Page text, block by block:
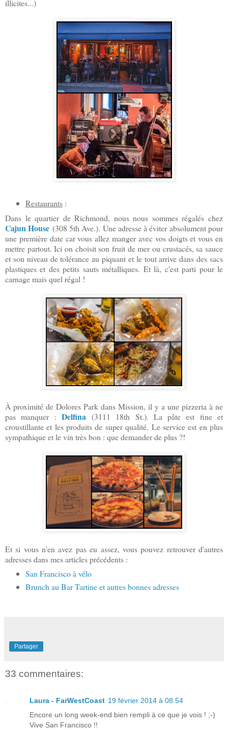
illicites...)
Restaurants:
Dans le quartier de Richmond, nous nous sommes régalés chez
Cajun House (308 5th Ave.). Une adresse à éviter absolument pour
une première date car vous allez manger avec vos doigts et vous en
mettre partout. Ici on choisit son fruit de mer ou crustacés, sa sauce
et son niveau de tolérance au piquant et le tout arrive dans des sacs
plastiques et des petits sauts métalliques. Et là, c'est parti pour le
carnage mais quel régal !
À proximité de Dolores Park dans Mission, il y a une pizzeria à ne
pas manquer : Delfina (3111 18th St.). La pâte est fine et
croustillante et les produits de super qualité. Le service est en plus
sympathique et le vin très bon : que demander de plus ?!
Et si vous n'en avez pas eu assez, vous pouvez retrouver d'autres
adresses dans mes articles précédents :
San Francisco à vélo
Brunch au Bar Tartine et autres bonnes adresses
Partager
33 commentaires:
Laura - FarWestCoast 19 février 2014 à 08:54
Encore un long week-end bien rempli à ce que je vois ! ;-)
Vive San Francisco !!